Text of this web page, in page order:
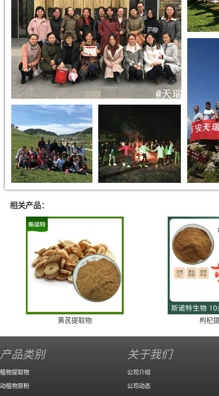
相关产品：
黄芪提取物 枸杞
产品类别
植物提取物
动植物原粉
关于我们
公司介绍
公司动态